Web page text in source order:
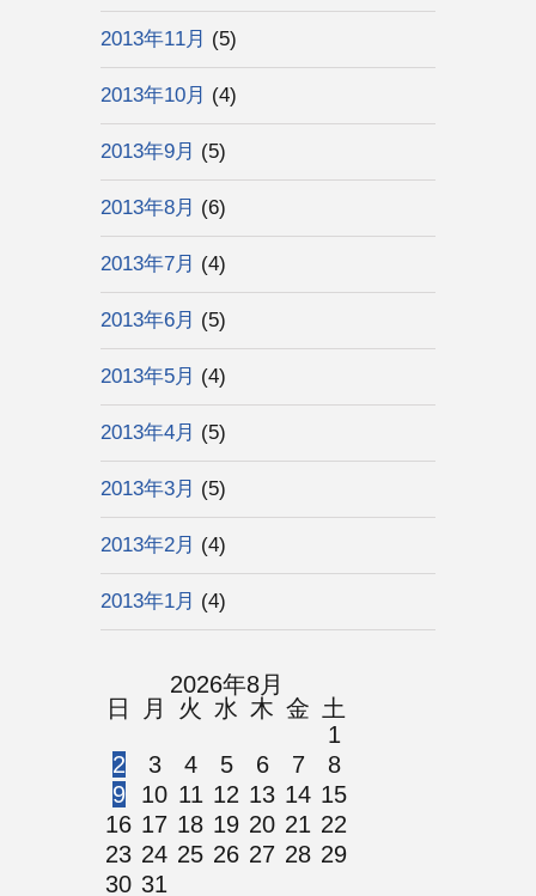
2013年11月 (5)
2013年10月 (4)
2013年9月 (5)
2013年8月 (6)
2013年7月 (4)
2013年6月 (5)
2013年5月 (4)
2013年4月 (5)
2013年3月 (5)
2013年2月 (4)
2013年1月 (4)
2026年8月
日
月 火 水 木 金 土
1
2
3 4 5 6 7
8
9
10 11 12 13 14 15
16 17 18 19 20 21 22
23 24 25 26 27 28 29
30 31